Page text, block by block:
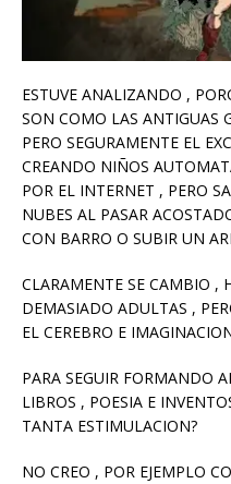
❅
ESTUVE ANALIZANDO ,
SON COMO LAS ANTIGUAS
PERO SEGURAMENTE EL
CREANDO NIÑOS
POR EL INTERNET , PERO
NUBES AL PASAR
CON BARRO O SUBIR UN
CLARAMENTE SE CAMBIO ,
DEMASIADO ADULTAS ,
EL CEREBRO E
PARA SEGUIR FORMANDO
LIBROS , POESIA E
TANTA ESTIMULACION?
NO CREO , POR EJEMPLO